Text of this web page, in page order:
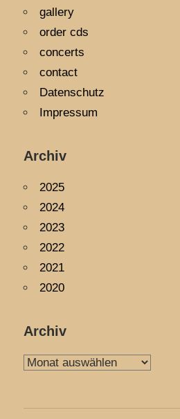
gallery
order cds
concerts
contact
Datenschutz
Impressum
Archiv
2025
2024
2023
2022
2021
2020
Archiv
Archiv